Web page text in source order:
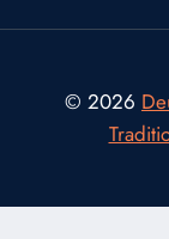
© 2026